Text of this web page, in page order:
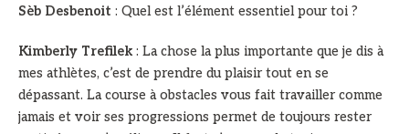
Sèb Desbenoit : Quel est l’élément essentiel pour toi ?
Kimberly Trefilek : La chose la plus importante que je dis à
mes athlètes, c’est de prendre du plaisir tout en se
dépassant. La course à obstacles vous fait travailler comme
jamais et voir ses progressions permet de toujours rester